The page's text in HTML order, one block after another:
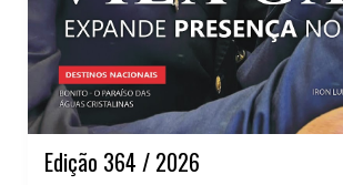
Edição 364 / 2026